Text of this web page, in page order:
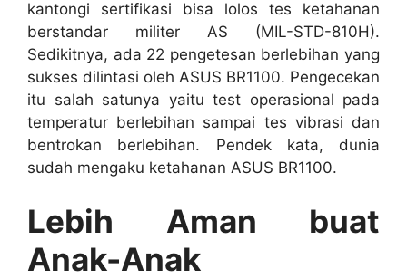
kantongi sertifikasi bisa lolos tes ketahanan
berstandar militer AS (MIL-STD-810H).
Sedikitnya, ada 22 pengetesan berlebihan yang
sukses dilintasi oleh ASUS BR1100. Pengecekan
itu salah satunya yaitu test operasional pada
temperatur berlebihan sampai tes vibrasi dan
bentrokan berlebihan. Pendek kata, dunia
sudah mengaku ketahanan ASUS BR1100.
Lebih Aman buat
Anak-Anak